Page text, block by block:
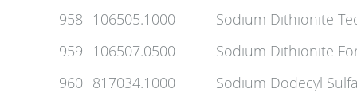
958
106505.1000
Sodıum Dıthıonıte
959
106507.0500
Sodıum Dıthıonıte
960 817034.1000
Sodıum Dodecyl